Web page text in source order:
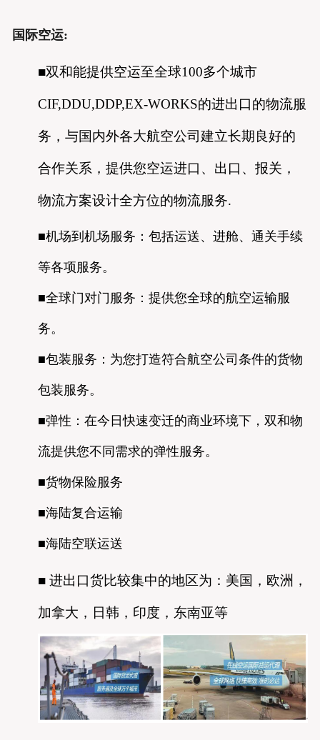
国际空运:
■双和能提供空运至全球100多个城市
CIF,DDU,DDP,EX-WORKS的进出口的物流服
务，与国内外各大航空公司建立长期良好的
合作关系，提供您空运进口、出口、报关，
物流方案设计全方位的物流服务.
■机场到机场服务：包括运送、进舱、通关手续
等各项服务。
■全球门对门服务：提供您全球的航空运输服
务。
■包装服务：为您打造符合航空公司条件的货物
包装服务。
■弹性：在今日快速变迁的商业环境下，双和物
流提供您不同需求的弹性服务。
■货物保险服务
■海陆复合运输
■海陆空联运送
■ 进出口货比较集中的地区为：美国，欧洲，
加拿大，日韩，印度，东南亚等